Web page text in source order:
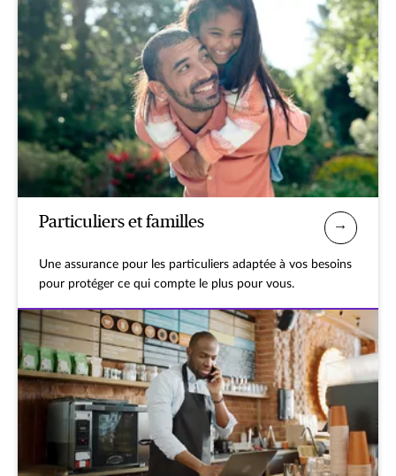
Particuliers et familles
Une assurance pour les particuliers adaptée à vos besoins
pour protéger ce qui compte le plus pour vous.